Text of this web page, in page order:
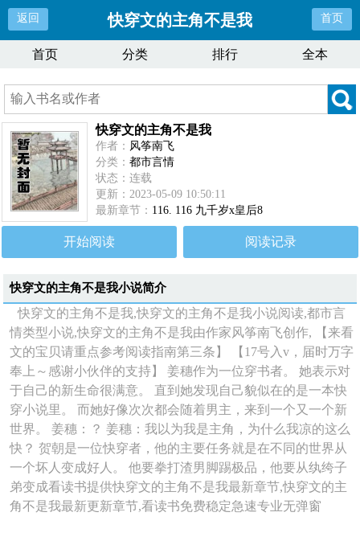
返回 快穿文的主角不是我 首页
首页 分类 排行 全本
快穿文的主角不是我
作者： 风筝南飞
分类：都市言情
状态：连载
更新：2023-05-09 10:50:11
最新章节： 116. 116 九千岁x皇后8
开始阅读 阅读记录
快穿文的主角不是我小说简介
快穿文的主角不是我,快穿文的主角不是我小说阅读,都市言
情类型小说,快穿文的主角不是我由作家风筝南飞创作, 【来看
文的宝贝请重点参考阅读指南第三条】 【17号入v，届时万字
奉上～感谢小伙伴的支持】 姜穗作为一位穿书者。 她表示对
于自己的新生命很满意。 直到她发现自己貌似在的是一本快
穿小说里。 而她好像次次都会随着男主，来到一个又一个新
世界。 姜穗：？ 姜穗：我以为我是主角，为什么我凉的这么
快？ 贺朝是一位快穿者，他的主要任务就是在不同的世界从
一个坏人变成好人。 他要拳打渣男脚踢极品，他要从纨绔子
弟变成看读书提供快穿文的主角不是我最新章节,快穿文的主
角不是我最新更新章节,看读书免费稳定急速专业无弹窗